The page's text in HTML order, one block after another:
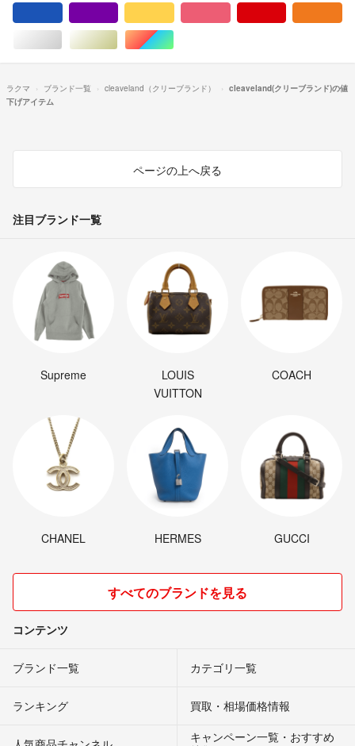
シルバー/銀色系ゴールド/金色系マルチカラー
ラクマ ブランド一覧 cleaveland（クリーブランド）
cleaveland(クリーブランド)の値
下げアイテム
ページの上へ戻る
注目ブランド一覧
Supreme
LOUIS
VUITTON
COACH
CHANEL HERMES GUCCI
すべてのブランドを見る
コンテンツ
ブランド一覧 カテゴリ一覧
ランキング 買取・相場価格情報
キャンペーン一覧・おすすめ